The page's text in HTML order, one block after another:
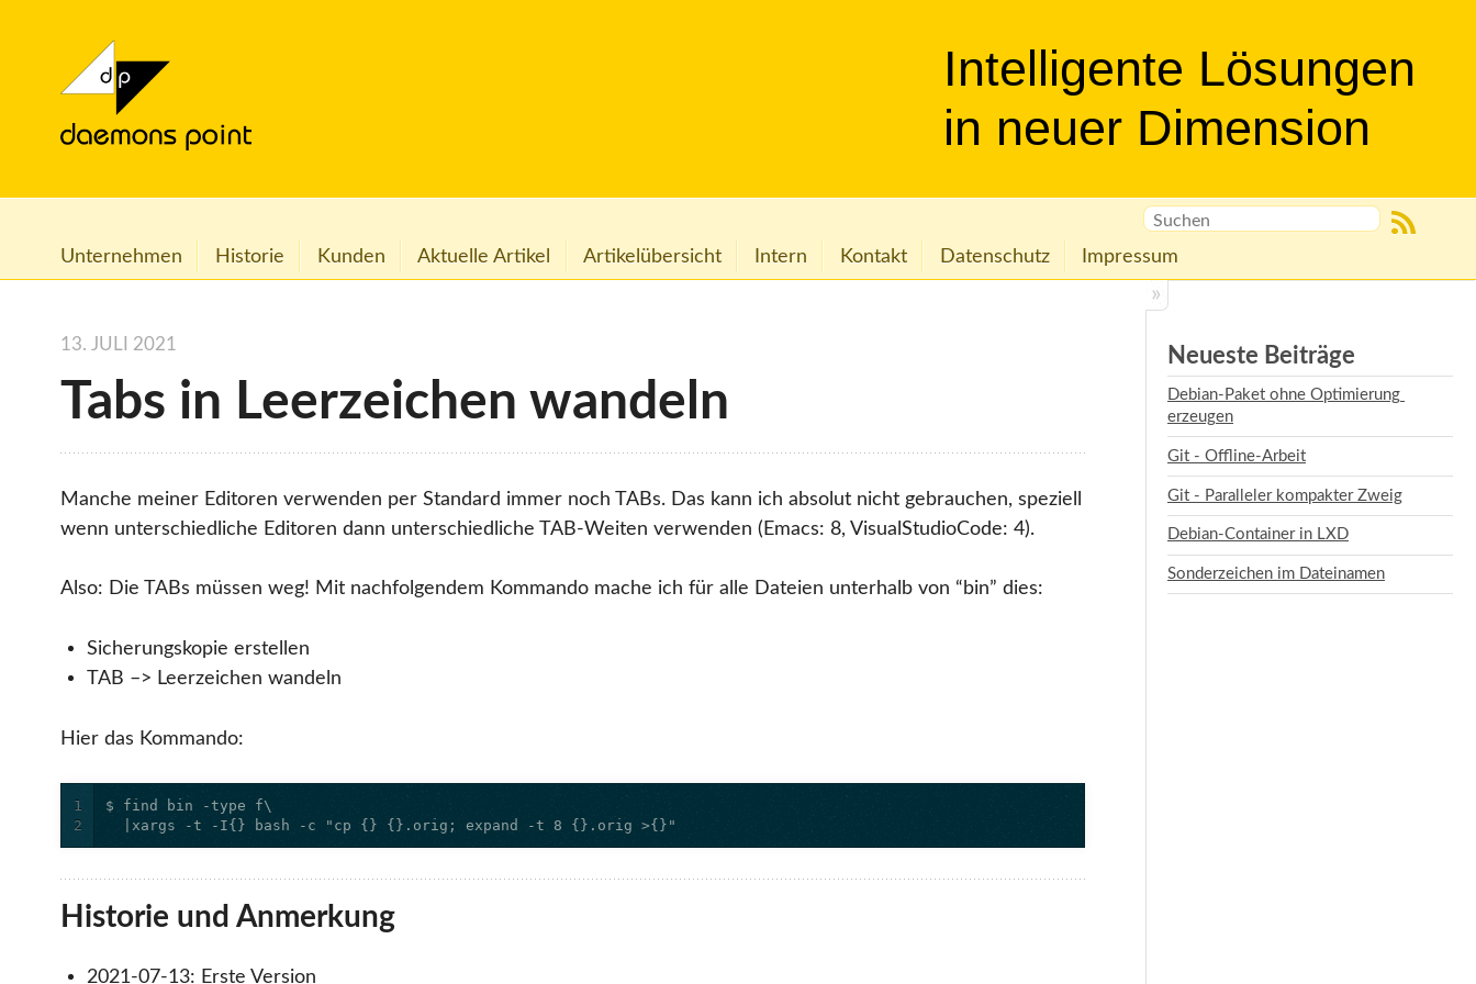
Intelligente Lösungen
in neuer Dimension
Unternehmen Historie Kunden Aktuelle Artikel Artikelübersicht Intern Kontakt Datenschutz Impressum
Tabs in Leerzeichen wandeln
13. JULI 2021
Manche meiner Editoren verwenden per Standard immer noch TABs. Das kann ich absolut nicht gebrauchen, speziell
wenn unterschiedliche Editoren dann unterschiedliche TAB-Weiten verwenden (Emacs: 8, VisualStudioCode: 4).
Also: Die TABs müssen weg! Mit nachfolgendem Kommando mache ich für alle Dateien unterhalb von “bin” dies:
Sicherungskopie erstellen
TAB –> Leerzeichen wandeln
Hier das Kommando:
1
2
  |xargs -t -I{} bash -c "cp {} {}.orig; expand -t 8 {}.orig >{}"
Historie und Anmerkung
2021-07-13: Erste Version
Neueste Beiträge
Debian-Paket ohne Optimierung
erzeugen
Git - Offline-Arbeit
Git - Paralleler kompakter Zweig
Debian-Container in LXD
Sonderzeichen im Dateinamen